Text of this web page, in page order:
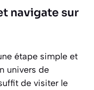
navigate sur
étape simple et
univers de
de visiter le